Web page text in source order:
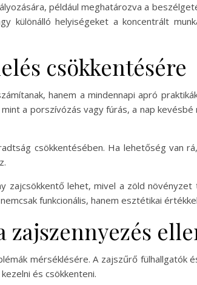
például meghatározva a
helyiségeket a koncentrált
csökkentésére
hanem a mindennapi apró
a porszívózás vagy fúrás, a nap kevésbé
csökkentésében. Ha lehetőség van
zajcsökkentő lehet, mivel a zöld
funkcionális, hanem esztétikai
mérséklésére. A zajszűrő fülhallgatók
és csökkenteni.